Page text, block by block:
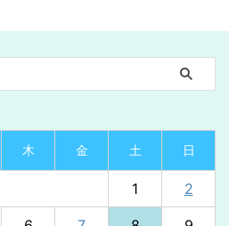
木 金 土 日
1 2